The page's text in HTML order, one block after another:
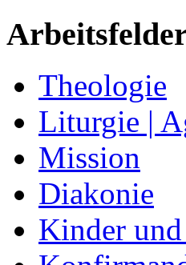
Theologie
Liturgie |
Mission
Diakonie
Kinder und